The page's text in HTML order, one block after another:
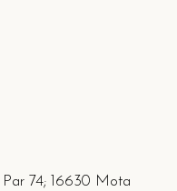
74;
16630 Mota